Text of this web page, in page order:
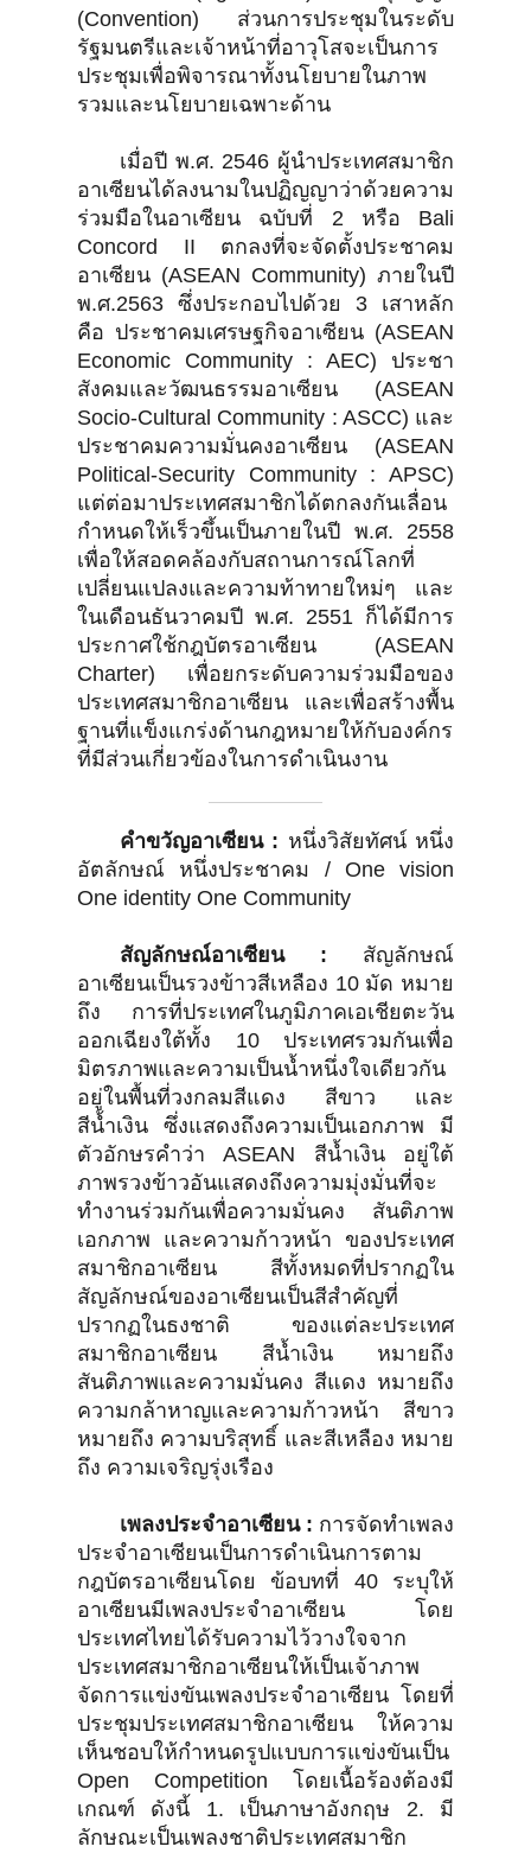
(Convention) ส่วนการประชุมในระดับ
รัฐมนตรีและเจ้าหน้าที่อาวุโสจะเป็นการ
ประชุมเพื่อพิจารณาทั้งนโยบายในภาพ
รวมและนโยบายเฉพาะด้าน
เมื่อปี พ.ศ. 2546 ผู้นำประเทศสมาชิก
อาเซียนได้ลงนามในปฏิญญาว่าด้วยความ
ร่วมมือในอาเซียน ฉบับที่ 2 หรือ Bali
Concord II ตกลงที่จะจัดตั้งประชาคม
อาเซียน (ASEAN Community) ภายในปี
พ.ศ.2563 ซึ่งประกอบไปด้วย 3 เสาหลัก
คือ ประชาคมเศรษฐกิจอาเซียน (ASEAN
Economic Community : AEC) ประชา
สังคมและวัฒนธรรมอาเซียน (ASEAN
Socio-Cultural Community : ASCC) และ
ประชาคมความมั่นคงอาเซียน (ASEAN
Political-Security Community : APSC)
แต่ต่อมาประเทศสมาชิกได้ตกลงกันเลื่อน
กำหนดให้เร็วขึ้นเป็นภายในปี พ.ศ. 2558
เพื่อให้สอดคล้องกับสถานการณ์โลกที่
เปลี่ยนแปลงและความท้าทายใหม่ๆ และ
ในเดือนธันวาคมปี พ.ศ. 2551 ก็ได้มีการ
ประกาศใช้กฎบัตรอาเซียน (ASEAN
Charter) เพื่อยกระดับความร่วมมือของ
ประเทศสมาชิกอาเซียน และเพื่อสร้างพื้น
ฐานที่แข็งแกร่งด้านกฎหมายให้กับองค์กร
ที่มีส่วนเกี่ยวข้องในการดำเนินงาน
คำขวัญอาเซียน : หนึ่งวิสัยทัศน์ หนึ่ง
อัตลักษณ์ หนึ่งประชาคม / One vision
One identity One Community
สัญลักษณ์อาเซียน : สัญลักษณ์
อาเซียนเป็นรวงข้าวสีเหลือง 10 มัด หมาย
ถึง การที่ประเทศในภูมิภาคเอเชียตะวัน
ออกเฉียงใต้ทั้ง 10 ประเทศรวมกันเพื่อ
มิตรภาพและความเป็นน้ำหนึ่งใจเดียวกัน
อยู่ในพื้นที่วงกลมสีแดง สีขาว และ
สีน้ำเงิน ซึ่งแสดงถึงความเป็นเอกภาพ มี
ตัวอักษรคำว่า ASEAN สีน้ำเงิน อยู่ใต้
ภาพรวงข้าวอันแสดงถึงความมุ่งมั่นที่จะ
ทำงานร่วมกันเพื่อความมั่นคง สันติภาพ
เอกภาพ และความก้าวหน้า ของประเทศ
สมาชิกอาเซียน สีทั้งหมดที่ปรากฏใน
สัญลักษณ์ของอาเซียนเป็นสีสำคัญที่
ปรากฏในธงชาติ ของแต่ละประเทศ
สมาชิกอาเซียน สีน้ำเงิน หมายถึง
สันติภาพและความมั่นคง สีแดง หมายถึง
ความกล้าหาญและความก้าวหน้า สีขาว
หมายถึง ความบริสุทธิ์ และสีเหลือง หมาย
ถึง ความเจริญรุ่งเรือง
เพลงประจำอาเซียน : การจัดทำเพลง
ประจำอาเซียนเป็นการดำเนินการตาม
กฎบัตรอาเซียนโดย ข้อบทที่ 40 ระบุให้
อาเซียนมีเพลงประจำอาเซียน โดย
ประเทศไทยได้รับความไว้วางใจจาก
ประเทศสมาชิกอาเซียนให้เป็นเจ้าภาพ
จัดการแข่งขันเพลงประจำอาเซียน โดยที่
ประชุมประเทศสมาชิกอาเซียน ให้ความ
เห็นชอบให้กำหนดรูปแบบการแข่งขันเป็น
Open Competition โดยเนื้อร้องต้องมี
เกณฑ์ ดังนี้ 1. เป็นภาษาอังกฤษ 2. มี
ลักษณะเป็นเพลงชาติประเทศสมาชิก